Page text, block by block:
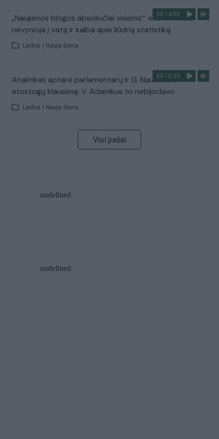
00:14:55
„Naujienos blogos absoliučiai visiems“: ekonomistas
nevynioja į vatą ir kalba apie liūdną statistiką
Laidos Nauja diena
00:10:29
Analitikas aptarė parlamentarų ir G. Nausėdos
atostogų klausimą: V. Adamkus to nebijodavo
Laidos Nauja diena
Visi įrašai